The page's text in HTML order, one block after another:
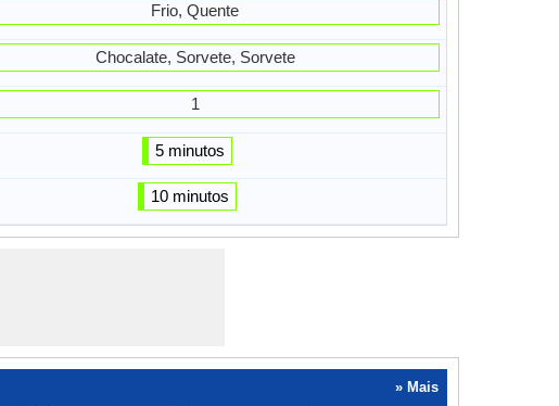
Frio, Quente
Chocalate, Sorvete, Sorvete
1
5 minutos
10 minutos
» Mais